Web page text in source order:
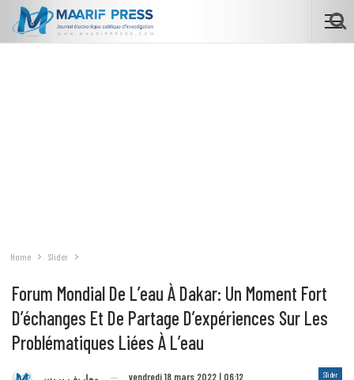
Home Slider
Forum Mondial De L’eau À Dakar: Un Moment Fort
D’échanges Et De Partage D’expériences Sur Les
Problématiques Liées À L’eau
Slider
vendredi 18 mars 2022 | 06:12